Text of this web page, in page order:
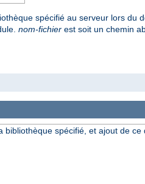
spécifié au serveur lors
nom-fichier est soit un chemin
spécifié, et ajout de